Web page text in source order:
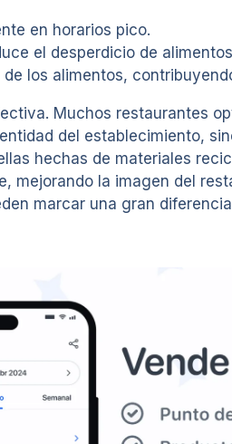
en horarios pico.
el desperdicio de
los alimentos,
Muchos restaurantes
del establecimiento,
hechas de materiales
la imagen del
marcar una gran